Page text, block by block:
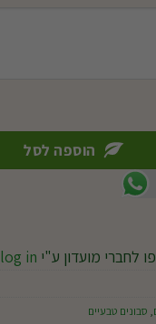
הוספה לסל
לחברי מועדון ע"י log in
, סבונים טבעיים